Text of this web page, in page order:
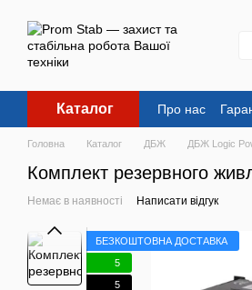
Каталог Про нас
Головна Каталог ДБЖ ДБЖ Logic
Комплект резервного
Немає в наявності Написати відгук
БЕЗКОШТОВНА ДОСТАВКА
5
5